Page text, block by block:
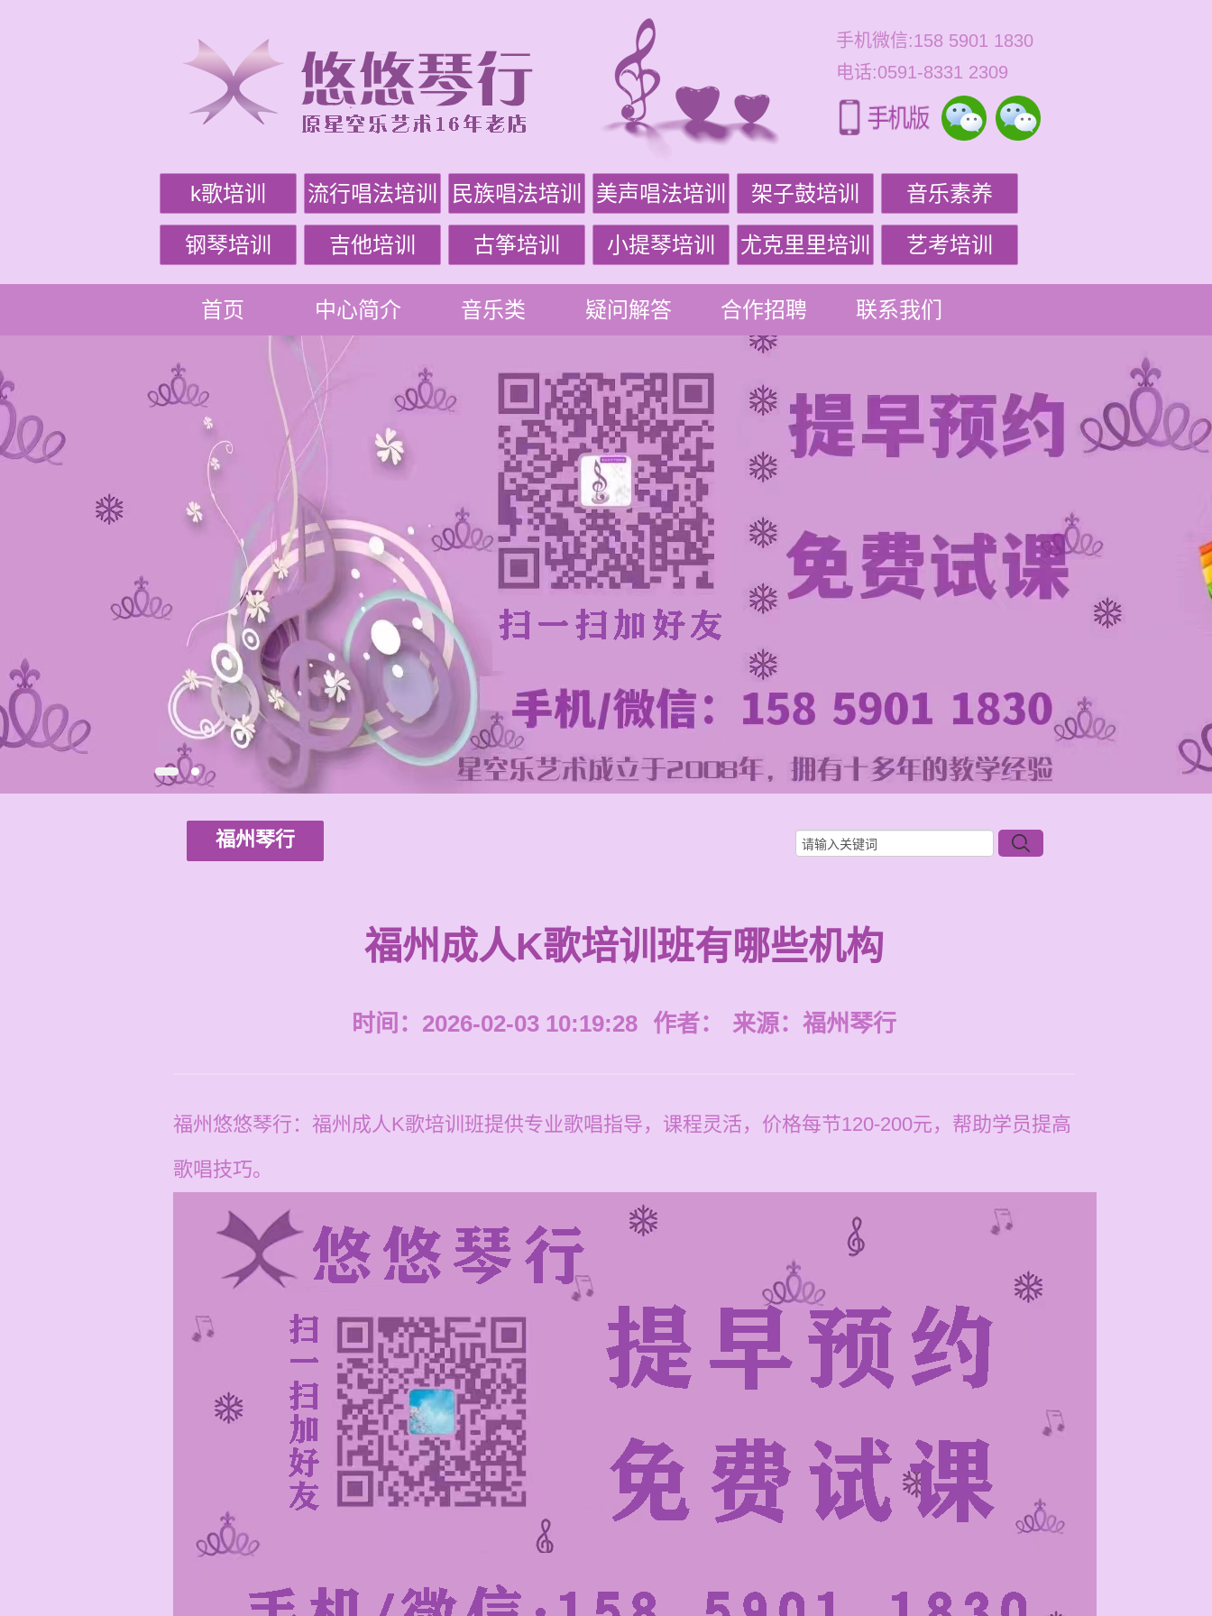
手机微信:158 5901 1830
电话:0591-8331 2309
k歌培训 流行唱法培训 民族唱法培训 美声唱法培训 架子鼓培训 音乐素养
钢琴培训 吉他培训 古筝培训 小提琴培训 尤克里里培训 艺考培训
首页 中心简介 音乐类 疑问解答 合作招聘 联系我们
福州琴行
福州成人K歌培训班有哪些机构
时间：2026-02-03 10:19:28 作者： 来源： 福州琴行
福州悠悠琴行：福州成人K歌培训班提供专业歌唱指导，课程灵活，价格每节120-200元，帮助学员提高
歌唱技巧。